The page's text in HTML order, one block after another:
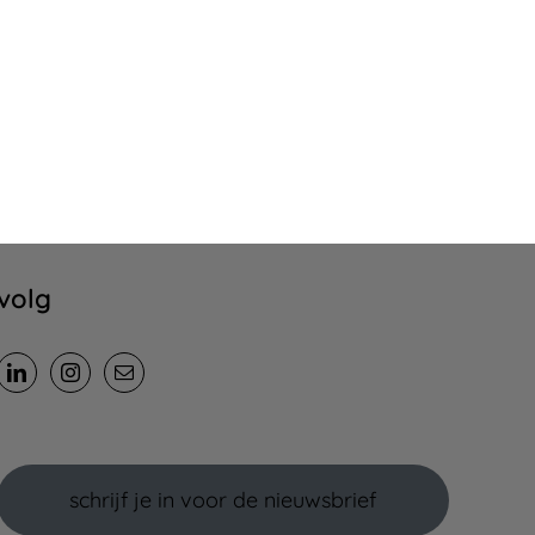
schrijf je in voor de nieuwsbrief